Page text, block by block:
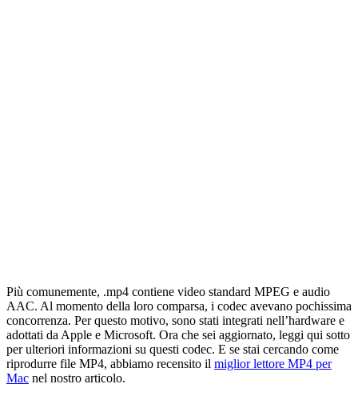
Più comunemente, .mp4 contiene video standard MPEG e audio
AAC. Al momento della loro comparsa, i codec avevano pochissima
concorrenza. Per questo motivo, sono stati integrati nell’hardware e
adottati da Apple e Microsoft. Ora che sei aggiornato, leggi qui sotto
per ulteriori informazioni su questi codec. E se stai cercando come
riprodurre file MP4, abbiamo recensito il miglior lettore MP4 per
Mac nel nostro articolo.